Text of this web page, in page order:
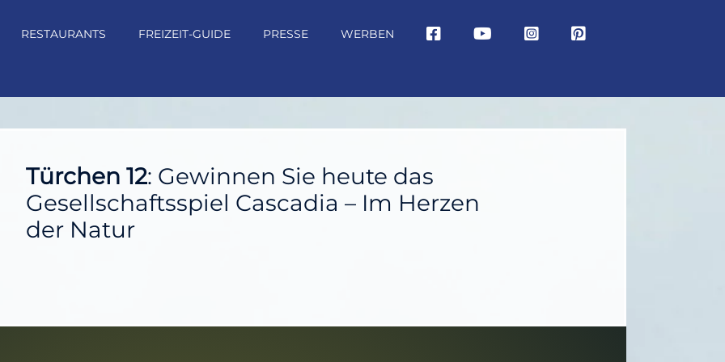
RESTAURANTS FREIZEIT-GUIDE PRESSE WERBEN
Türchen 12: Gewinnen Sie heute das
Gesellschaftsspiel Cascadia – Im Herzen
der Natur